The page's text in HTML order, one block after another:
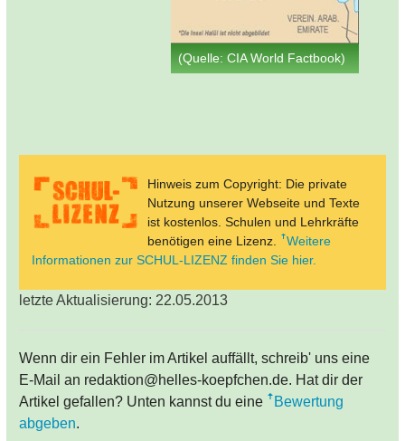
(Quelle: CIA World Factbook)
Hinweis zum Copyright: Die private
Nutzung unserer Webseite und Texte
ist kostenlos. Schulen und Lehrkräfte
benötigen eine Lizenz.
Weitere
Informationen zur SCHUL-LIZENZ finden Sie hier.
letzte Aktualisierung: 22.05.2013
Wenn dir ein Fehler im Artikel auffällt, schreib' uns eine
E-Mail an redaktion@helles-koepfchen.de. Hat dir der
Artikel gefallen? Unten kannst du eine
Bewertung
abgeben.